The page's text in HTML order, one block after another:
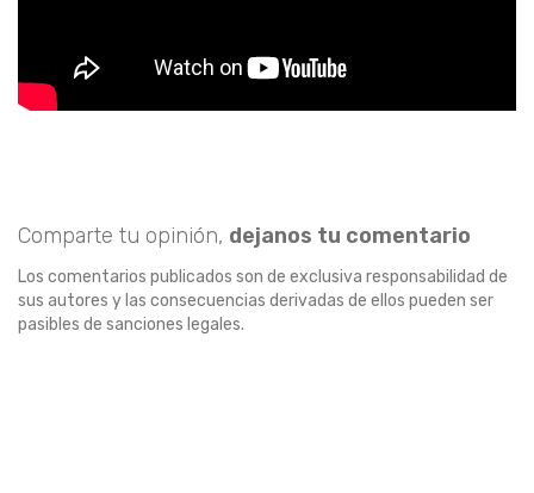
Comparte tu opinión, dejanos tu comentario
Los comentarios publicados son de exclusiva responsabilidad de
sus autores y las consecuencias derivadas de ellos pueden ser
pasibles de sanciones legales.